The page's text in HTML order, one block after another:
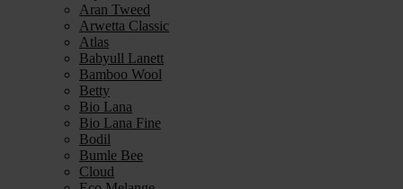
Aran Tweed
Arwetta Classic
Atlas
Babyull Lanett
Bamboo Wool
Betty
Bio Lana
Bio Lana Fine
Bodil
Bumle Bee
Cloud